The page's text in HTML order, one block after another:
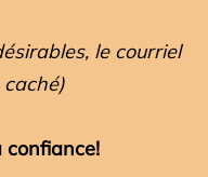
le courriel
confiance!